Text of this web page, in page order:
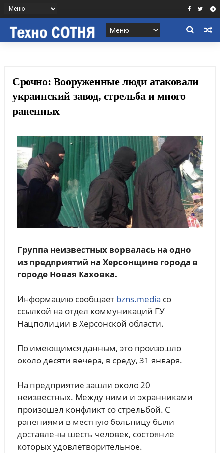
Срочно: Вооруженные люди атаковали
украинский завод, стрельба и много
раненных
Группа неизвестных ворвалась на одно
из предприятий на Херсонщине города в
городе Новая Каховка.
Информацию сообщает bzns.media со
ссылкой на отдел коммуникаций ГУ
Нацполиции в Херсонской области.
По имеющимся данным, это произошло
около десяти вечера, в среду, 31 января.
На предприятие зашли около 20
неизвестных. Между ними и охранниками
произошел конфликт со стрельбой. С
ранениями в местную больницу были
доставлены шесть человек, состояние
которых удовлетворительное.